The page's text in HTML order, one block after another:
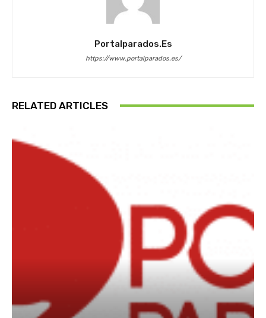
Portalparados.es
https://www.portalparados.es/
RELATED ARTICLES